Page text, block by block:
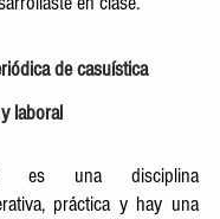
de casuística
laboral
es una disciplina
práctica y hay una